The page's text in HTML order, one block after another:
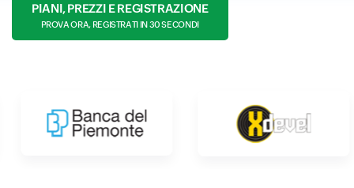
PIANI, PREZZI E REGISTRAZIONE
PROVA ORA, REGISTRATI IN 30 SECONDI